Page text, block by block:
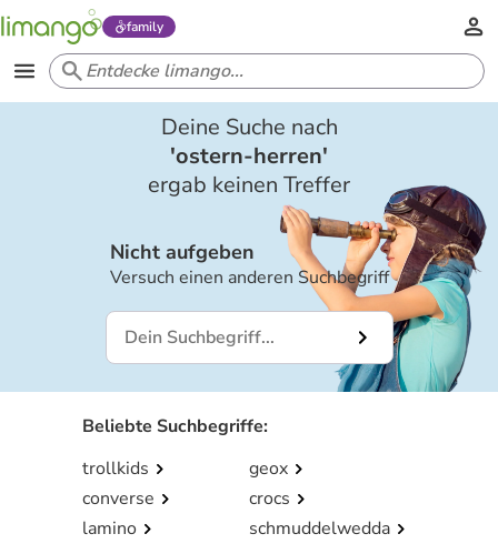
family
Deine Suche nach
'ostern-herren'
ergab keinen Treffer
Nicht aufgeben
Versuch einen anderen Suchbegriff
Beliebte Suchbegriffe:
trollkids
geox
converse
crocs
lamino
schmuddelwedda